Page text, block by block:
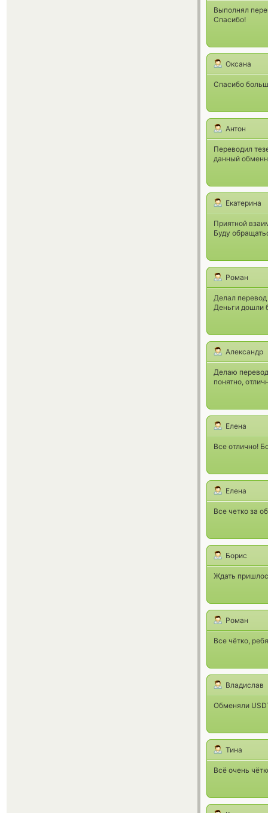
Выполнял
Спасибо!
Оксана
Спасибо
Антон
Переводил
данный
Екатерина
Приятной
Буду
Роман
Делал перевод
Деньги дошли
Александр
Делаю
понятно,
Елена
Все отлично!
Елена
Все четко за
Борис
Ждать
Роман
Все чётко,
Владислав
Обменяли
Тина
Всё очень